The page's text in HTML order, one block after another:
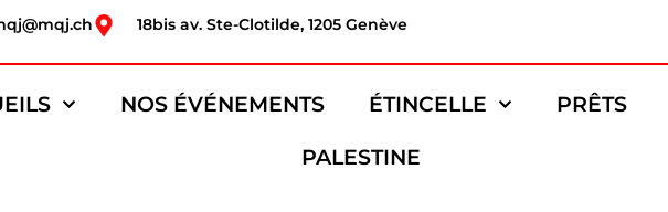
18bis av. Ste-Clotilde, 1205 Genève
NOS ÉVÉNEMENTS ÉTINCELLE PRÊTS
PALESTINE